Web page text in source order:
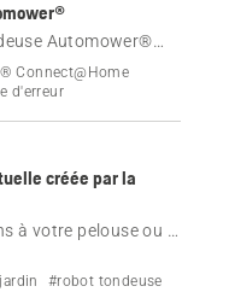
Automower®
Connect@Home
d'erreur
créée par la
à votre pelouse ou à
câble périphérique
pouvez créer une
#robot tondeuse